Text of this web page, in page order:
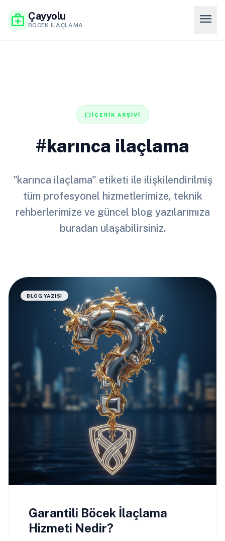
medical_services Çayyolu
BÖCEK İLAÇLAMA menu
labelİÇERİK ARŞİVİ
#karınca ilaçlama
"karınca ilaçlama" etiketi ile ilişkilendirilmiş
tüm profesyonel hizmetlerimize, teknik
rehberlerimize ve güncel blog yazılarımıza
buradan ulaşabilirsiniz.
BLOG YAZISI
Garantili Böcek İlaçlama
Hizmeti Nedir?